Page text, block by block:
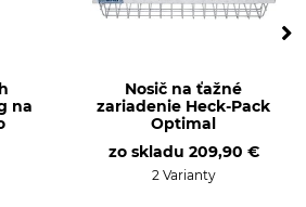
na
Nosič na ťažné
zariadenie Heck-Pack
Optimal
zo skladu 209,90 €
2 Varianty